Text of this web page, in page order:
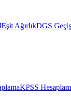
Eşit AğırlıkDGS Geçiş
KPSS